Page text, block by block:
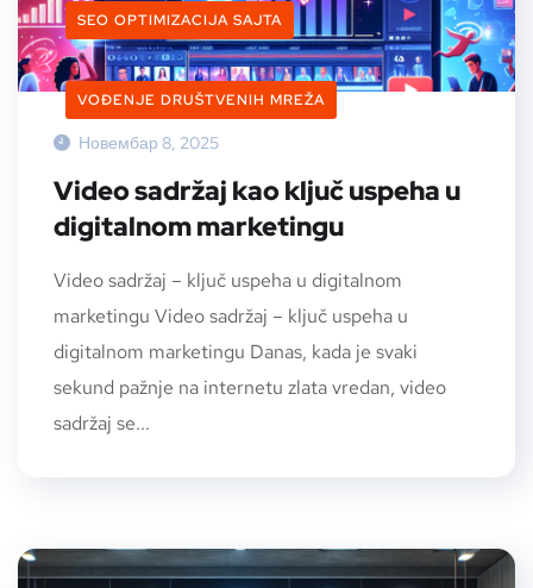
SEO OPTIMIZACIJA SAJTA
VOĐENJE DRUŠTVENIH MREŽA
Новембар 8, 2025
Video sadržaj kao ključ uspeha u
digitalnom marketingu
Video sadržaj – ključ uspeha u digitalnom
marketingu Video sadržaj – ključ uspeha u
digitalnom marketingu Danas, kada je svaki
sekund pažnje na internetu zlata vredan, video
sadržaj se...